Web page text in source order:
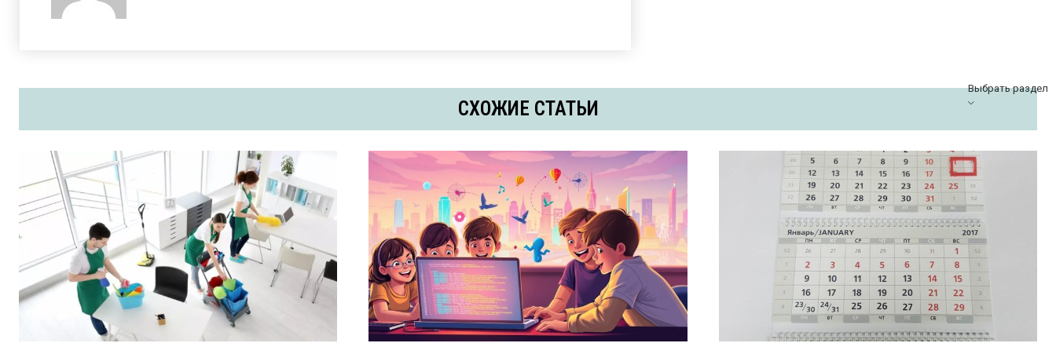
СХОЖИЕ СТАТЬИ
Выбрать раздел